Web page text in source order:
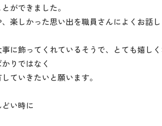
ができました。
楽しかった思い出を職員さんによくお話
に飾ってくれているそうで、とても嬉しく
りではなく
ていきたいと願います。
い時に